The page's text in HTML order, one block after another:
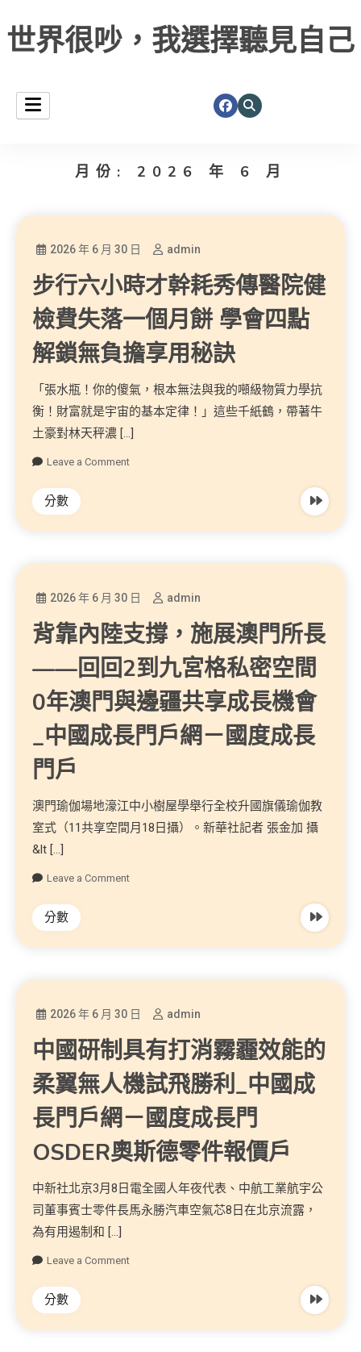
世界很吵，我選擇聽見自己
月份: 2026 年 6 月
2026 年 6 月 30 日 admin
步行六小時才幹耗秀傳醫院健
檢費失落一個月餅 學會四點
解鎖無負擔享用秘訣
「張水瓶！你的傻氣，根本無法與我的噸級物質力學抗
衡！財富就是宇宙的基本定律！」這些千紙鶴，帶著牛
土豪對林天秤濃 […]
Leave a Comment
分數
2026 年 6 月 30 日 admin
背靠內陸支撐，施展澳門所長
——回回2到九宮格私密空間
0年澳門與邊疆共享成長機會
_中國成長門戶網－國度成長
門戶
澳門瑜伽場地濠江中小樹屋學舉行全校升國旗儀瑜伽教
室式（11共享空間月18日攝）。新華社記者 張金加 攝
&lt […]
Leave a Comment
分數
2026 年 6 月 30 日 admin
中國研制具有打消霧霾效能的
柔翼無人機試飛勝利_中國成
長門戶網－國度成長門
OSDER奧斯德零件報價戶
中新社北京3月8日電全國人年夜代表、中航工業航宇公
司董事賓士零件長馬永勝汽車空氣芯8日在北京流露，
為有用遏制和 […]
Leave a Comment
分數